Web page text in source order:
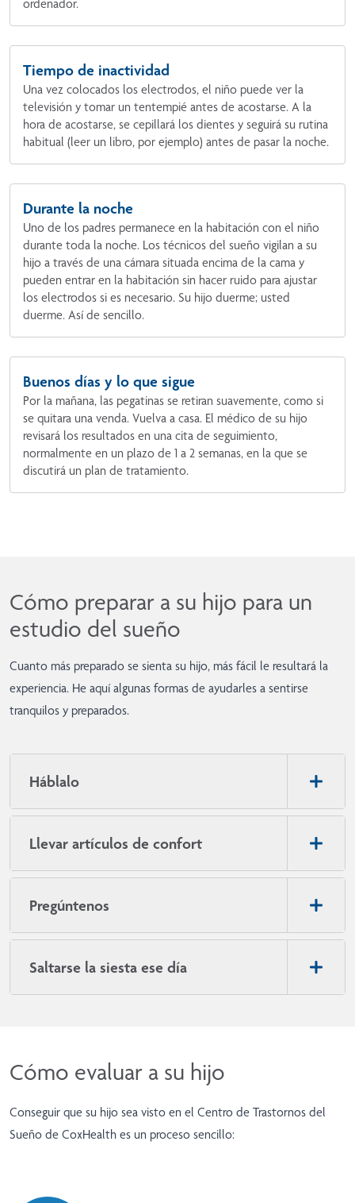
ordenador.
Tiempo de inactividad
Una vez colocados los electrodos, el niño puede ver la
televisión y tomar un tentempié antes de acostarse. A la
hora de acostarse, se cepillará los dientes y seguirá su rutina
habitual (leer un libro, por ejemplo) antes de pasar la noche.
Durante la noche
Uno de los padres permanece en la habitación con el niño
durante toda la noche. Los técnicos del sueño vigilan a su
hijo a través de una cámara situada encima de la cama y
pueden entrar en la habitación sin hacer ruido para ajustar
los electrodos si es necesario. Su hijo duerme; usted
duerme. Así de sencillo.
Buenos días y lo que sigue
Por la mañana, las pegatinas se retiran suavemente, como si
se quitara una venda. Vuelva a casa. El médico de su hijo
revisará los resultados en una cita de seguimiento,
normalmente en un plazo de 1 a 2 semanas, en la que se
discutirá un plan de tratamiento.
Cómo preparar a su hijo para un
estudio del sueño
Cuanto más preparado se sienta su hijo, más fácil le resultará la
experiencia. He aquí algunas formas de ayudarles a sentirse
tranquilos y preparados.
Háblalo
Llevar artículos de confort
Pregúntenos
Saltarse la siesta ese día
Cómo evaluar a su hijo
Conseguir que su hijo sea visto en el Centro de Trastornos del
Sueño de CoxHealth es un proceso sencillo: